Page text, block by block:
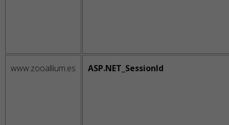
www.zooallium.es ASP.NET_SessionId